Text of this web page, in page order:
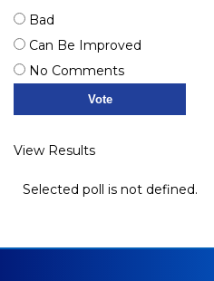
Bad
Can Be Improved
No Comments
View Results
Selected poll is not defined.